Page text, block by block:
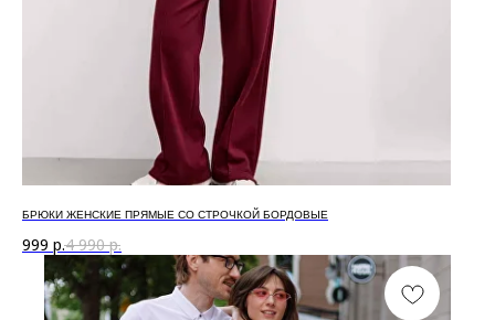
БРЮКИ ЖЕНСКИЕ ПРЯМЫЕ СО СТРОЧКОЙ БОРДОВЫЕ
999 р.4 990 р.